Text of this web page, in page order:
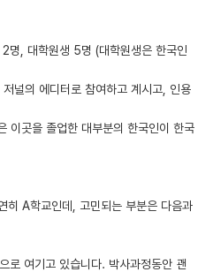
명, 대학원생 5명 (대학원생은 한국인
널의 에디터로 참여하고 계시고, 인용
이곳을 졸업한 대부분의 한국인이 한국
히 A학교인데, 고민되는 부분은 다음과
로 여기고 있습니다. 박사과정동안 괜